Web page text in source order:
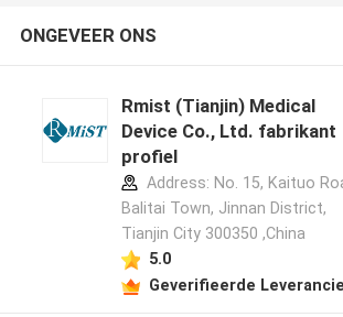
ONGEVEER ONS
Rmist (Tianjin) Medical
Device Co., Ltd. fabrikant
profiel
Address: No. 15, Kaituo
Balitai Town, Jinnan District,
Tianjin City 300350 ,China
5.0
Geverifieerde